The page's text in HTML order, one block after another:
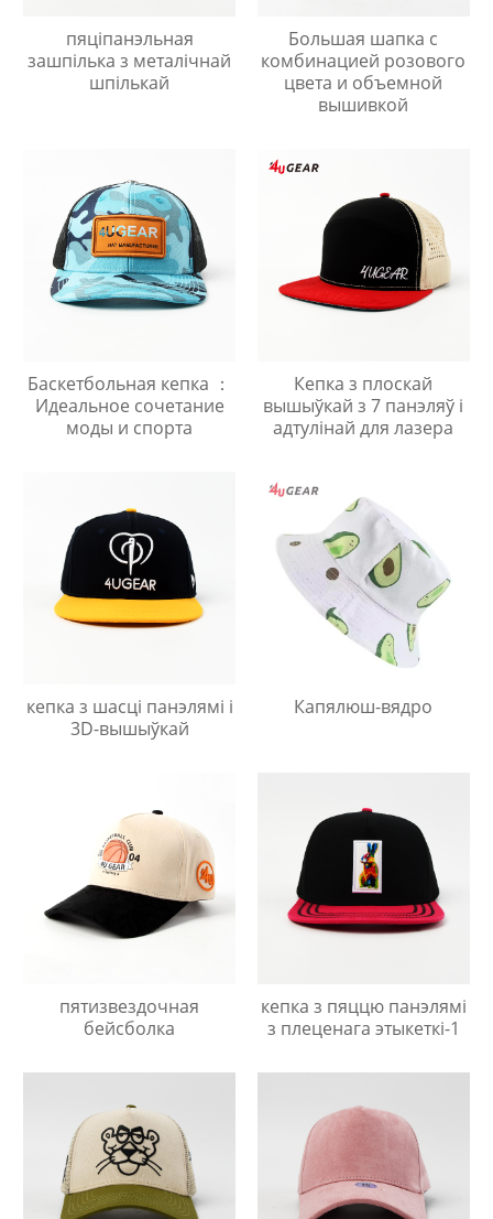
пяціпанэльная
зашпілька з металічнай
шпількай
Большая шапка с
комбинацией розового
цвета и объемной
вышивкой
Баскетбольная кепка ：
Идеальное сочетание
моды и спорта
Кепка з плоскай
вышыўкай з 7 панэляў і
адтулінай для лазера
кепка з шасці панэлямі і
3D-вышыўкай
Капялюш-вядро
пятизвездочная
бейсболка
кепка з пяццю панэлямі
з плеценага этыкеткі-1